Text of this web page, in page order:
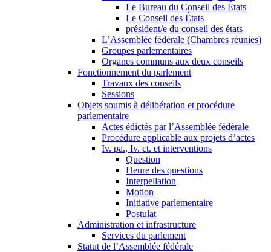
Le Bureau du Conseil des États
Le Conseil des États
président/e du conseil des états
L’Assemblée fédérale (Chambres réunies)
Groupes parlementaires
Organes communs aux deux conseils
Fonctionnement du parlement
Travaux des conseils
Sessions
Objets soumis à délibération et procédure
parlementaire
Actes édictés par l’Assemblée fédérale
Procédure applicable aux projets d’actes
Iv. pa., Iv. ct. et interventions
Question
Heure des questions
Interpellation
Motion
Initiative parlementaire
Postulat
Administration et infrastructure
Services du parlement
Statut de l’Assemblée fédérale